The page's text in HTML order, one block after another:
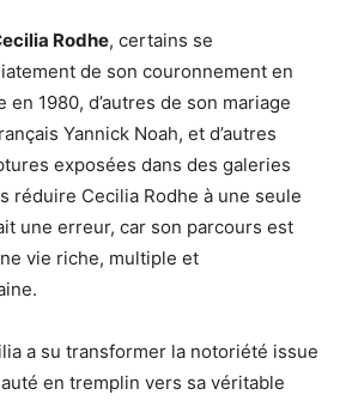
Rodhe, certains se
de son couronnement en
1980, d’autres de son mariage
Yannick Noah, et d’autres
exposées dans des galeries
réduire Cecilia Rodhe à une seule
une erreur, car son parcours est
vie riche, multiple et
a su transformer la notoriété issue
en tremplin vers sa véritable